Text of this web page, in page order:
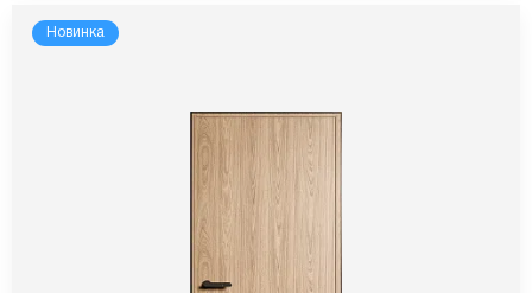
Новинка